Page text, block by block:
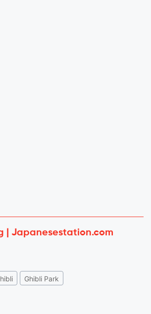
| Japanesestation.com
Ghibli Park